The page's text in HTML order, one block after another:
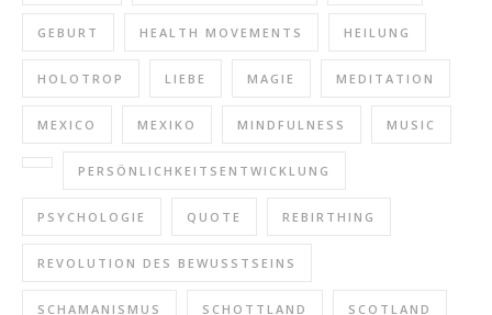
GEBURT HEALTH MOVEMENTS HEILUNG
HOLOTROP LIEBE MAGIE MEDITATION
MEXICO MEXIKO MINDFULNESS MUSIC
PERSÖNLICHKEITSENTWICKLUNG
PSYCHOLOGIE QUOTE REBIRTHING
REVOLUTION DES BEWUSSTSEINS
SCHAMANISMUS SCHOTTLAND SCOTLAND